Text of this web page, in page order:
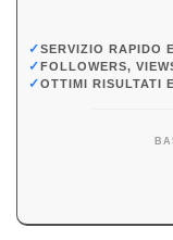
✓SERVIZIO RAPIDO
✓FOLLOWERS,
✓OTTIMI RISULTATI